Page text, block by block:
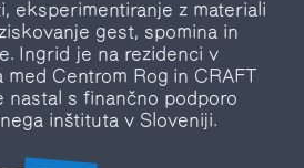
eksperimentiranje z materiali
gest, spomina in
Ingrid je na rezidenci v
Centrom Rog in CRAFT
nastal s finančno podporo
inštituta v Sloveniji.